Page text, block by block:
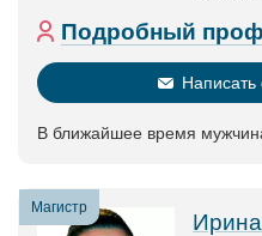
Подробный
В ближайшее время
Магистр
Ирина